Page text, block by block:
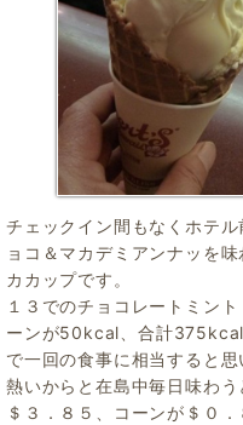
チェックイン間もなくホテ
ョコ＆マカデミアンナッを
カカップです。
１３でのチョコレートミン
ーンが50kcal、合計
で一回の食事に相当すると思
熱いからと在島中毎日味わ
＄３．８５、コーンが＄０